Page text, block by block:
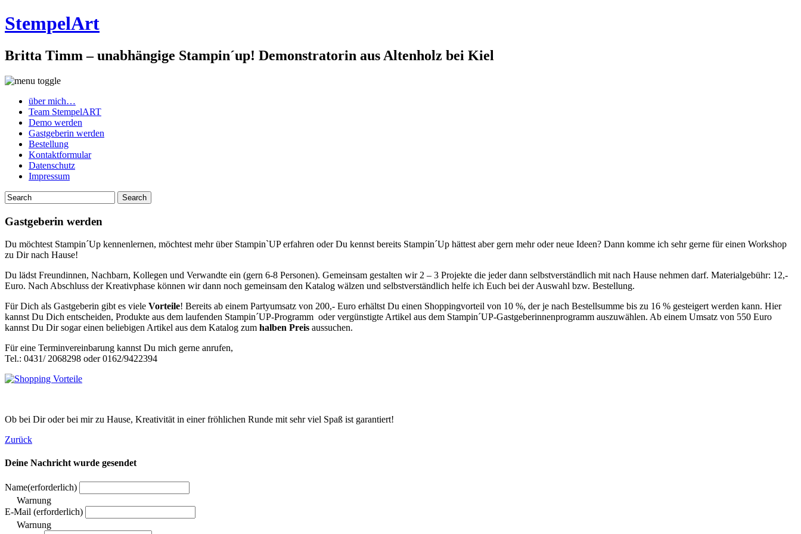
StempelArt
Britta Timm – unabhängige Stampin´up! Demonstratorin aus Altenholz bei Kiel
über mich…
Team StempelART
Demo werden
Gastgeberin werden
Bestellung
Kontaktformular
Datenschutz
Impressum
Gastgeberin werden
Du möchtest Stampin´Up kennenlernen, möchtest mehr über Stampin`UP erfahren oder Du kennst bereits Stampin´Up hättest aber gern mehr oder neue Ideen? Dann komme ich sehr gerne für einen Workshop
zu Dir nach Hause!
Du lädst Freundinnen, Nachbarn, Kollegen und Verwandte ein (gern 6-8 Personen). Gemeinsam gestalten wir 2 – 3 Projekte die jeder dann selbstverständlich mit nach Hause nehmen darf. Materialgebühr: 12,-
Euro. Nach Abschluss der Kreativphase können wir dann noch gemeinsam den Katalog wälzen und selbstverständlich helfe ich Euch bei der Auswahl bzw. Bestellung.
Für Dich als Gastgeberin gibt es viele Vorteile! Bereits ab einem Partyumsatz von 200,- Euro erhältst Du einen Shoppingvorteil von 10 %, der je nach Bestellsumme bis zu 16 % gesteigert werden kann. Hier
kannst Du Dich entscheiden, Produkte aus dem laufenden Stampin´UP-Programm oder vergünstigte Artikel aus dem Stampin´UP-Gastgeberinnenprogramm auszuwählen. Ab einem Umsatz von 550 Euro
kannst Du Dir sogar einen beliebigen Artikel aus dem Katalog zum halben Preis aussuchen.
Für eine Terminvereinbarung kannst Du mich gerne anrufen,
Tel.: 0431/ 2068298 oder 0162/9422394
Ob bei Dir oder bei mir zu Hause, Kreativität in einer fröhlichen Runde mit sehr viel Spaß ist garantiert!
Zurück
Deine Nachricht wurde gesendet
Name(erforderlich)
Warnung
E-Mail (erforderlich)
Warnung